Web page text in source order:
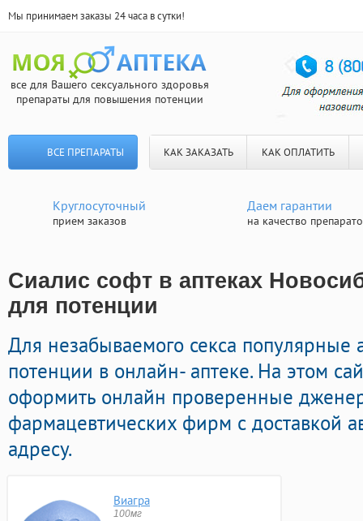
Мы принимаем заказы 24 часа в сутки!
все для Вашего сексуального здоровья
препараты для повышения потенции
ВСЕ ПРЕПАРАТЫ КАК ЗАКАЗАТЬ КАК ОПЛАТИТЬ
Круглосуточный
прием заказов
Даем гарантии
на качество
Сиалис софт в аптеках
для потенции
Для незабываемого секса популярные
потенции в онлайн- аптеке. На этом
оформить онлайн проверенные
фармацевтических фирм с доставкой
адресу.
Виагра
100мг